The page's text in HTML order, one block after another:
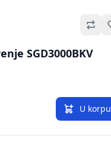
SGD3000BKV
U korpu